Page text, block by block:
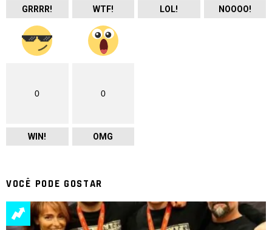
GRRRR! WTF! LOL! NOOOO!
0
WIN!
0
OMG
VOCÊ PODE GOSTAR